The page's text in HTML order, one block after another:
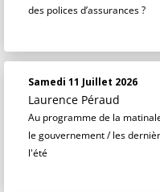
des polices d’assurances ?
Samedi 11 Juillet 2026
Laurence Péraud
Au programme de la
le gouvernement / les
l'été